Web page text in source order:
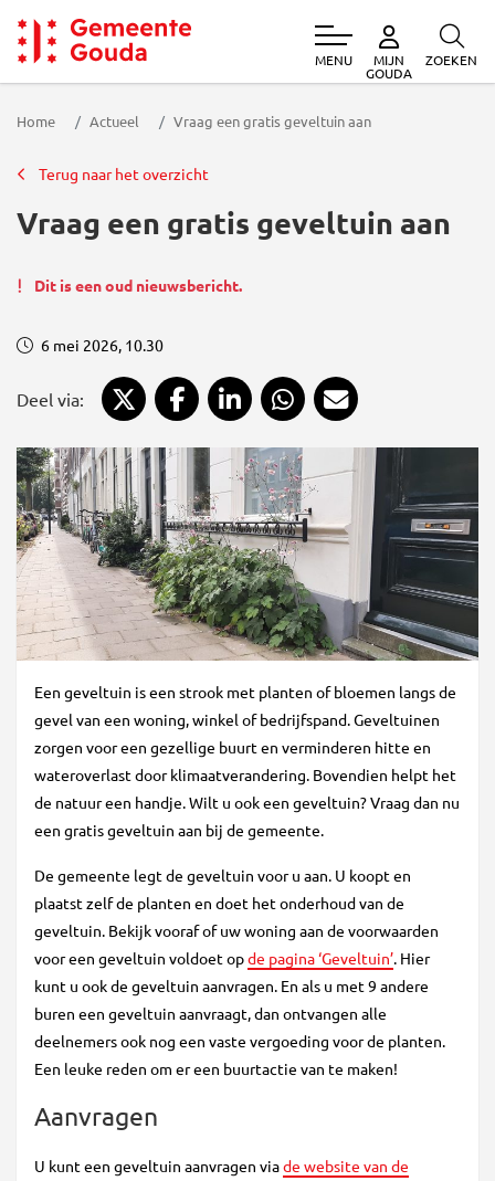
Gemeente Gouda
MENU MIJN
GOUDA
ZOEKEN
Home Actueel Vraag een gratis geveltuin aan
Terug naar het overzicht
Vraag een gratis geveltuin aan
Dit is een oud nieuwsbericht.
6 mei 2026, 10.30
Deel via: Deel via XDeel via Facebook
Deel via LinkedInDeel via WhatsApp
Een geveltuin is een strook met planten of bloemen langs de
gevel van een woning, winkel of bedrijfspand. Geveltuinen
zorgen voor een gezellige buurt en verminderen hitte en
wateroverlast door klimaatverandering. Bovendien helpt het
de natuur een handje. Wilt u ook een geveltuin? Vraag dan nu
een gratis geveltuin aan bij de gemeente.
De gemeente legt de geveltuin voor u aan. U koopt en
plaatst zelf de planten en doet het onderhoud van de
geveltuin. Bekijk vooraf of uw woning aan de voorwaarden
voor een geveltuin voldoet opde pagina ‘Geveltuin’. Hier
kunt u ook de geveltuin aanvragen. En als u met 9 andere
buren een geveltuin aanvraagt, dan ontvangen alle
deelnemers ook nog een vaste vergoeding voor de planten.
Een leuke reden om er een buurtactie van te maken!
Aanvragen
U kunt een geveltuin aanvragen viade website van de